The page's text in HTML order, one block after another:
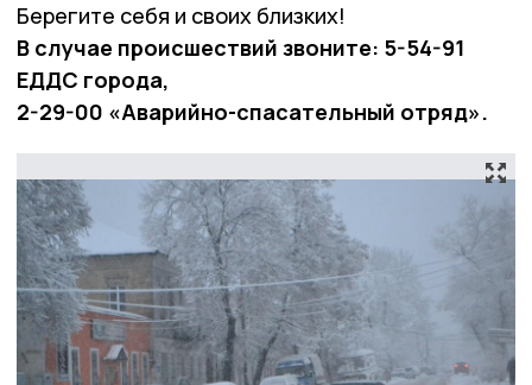
Берегите себя и своих близких!
В случае происшествий звоните: 5-54-91
ЕДДС города,
2-29-00 «Аварийно-спасательный отряд».